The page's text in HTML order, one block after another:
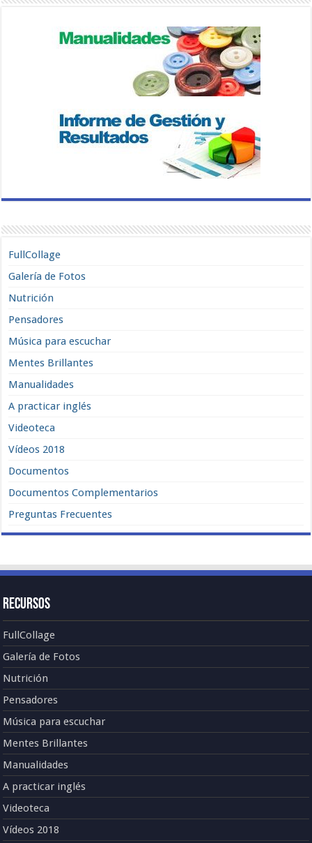
FullCollage
Galería de Fotos
Nutrición
Pensadores
Música para escuchar
Mentes Brillantes
Manualidades
A practicar inglés
Videoteca
Vídeos 2018
Documentos
Documentos Complementarios
Preguntas Frecuentes
Recursos
FullCollage
Galería de Fotos
Nutrición
Pensadores
Música para escuchar
Mentes Brillantes
Manualidades
A practicar inglés
Videoteca
Vídeos 2018